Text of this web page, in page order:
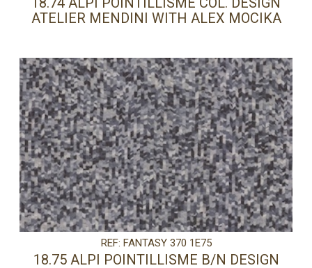
ATELIER MENDINI WITH ALEX MOCIKA
REF: FANTASY 370 1E75
18.75 ALPI POINTILLISME B/N DESIGN